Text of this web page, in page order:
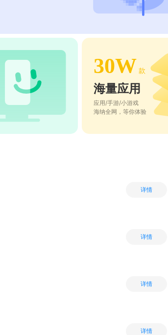
30W 款
海量应用
应用/手游/小游戏
海纳全网，等你体验
详情
详情
详情
详情